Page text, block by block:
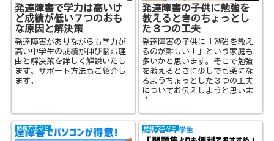
発達障害で学力は高いけ
ど成績が低い７つのおも
な原因と解決策
発達障害がありながらも学力が
高い中学生の成績が伸び悩む理
由と解決策を詳しく解説いたし
ます。サポート方法もご紹介し
ます。
発達障害の子供に勉強を
教えるときのちょっとし
た３つの工夫
発達障害の子供に「勉強を教え
るのが難しい！」という家庭も
多いかと思います。そこで勉強
を教えるときに少しでも楽にな
るようちょっとした３つの工夫
についてお伝えしようと思いま
す。
勉強方法など 勉強方法など